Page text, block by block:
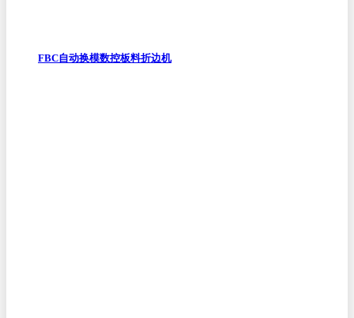
FBC自动换模数控板料折边机